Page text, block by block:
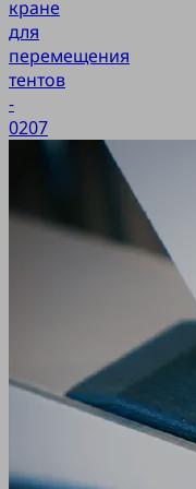
кране
для
перемещения
тентов
-
0207